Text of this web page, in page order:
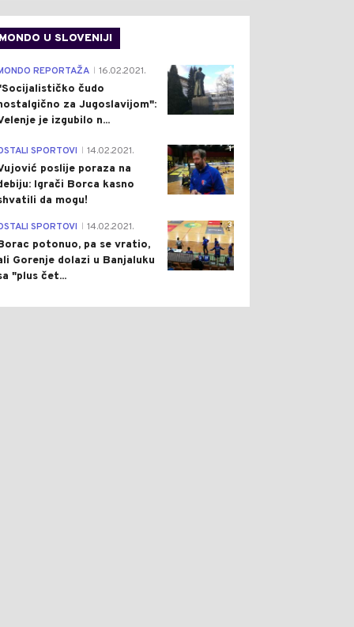
MONDO U SLOVENIJI
4
REPORTAŽA 16.02.2021.
čudo
za Jugoslavijom":
je izgubilo n...
1
SPORTOVI 14.02.2021.
poslije poraza na
Igrači Borca kasno
da mogu!
3
SPORTOVI 14.02.2021.
potonuo, pa se vratio,
Gorenje dolazi u Banjaluku
"plus čet...